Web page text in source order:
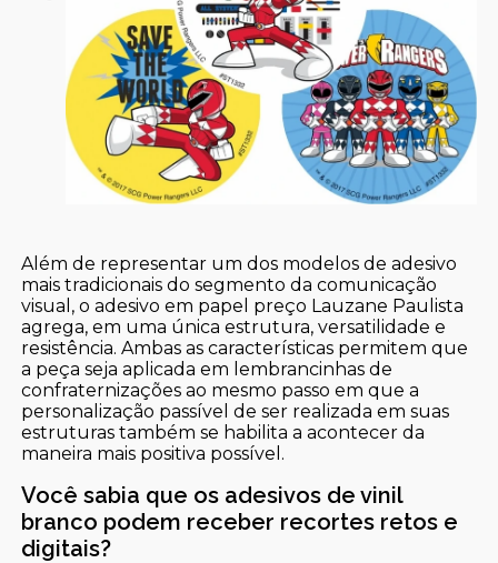
Além de representar um dos modelos de adesivo
mais tradicionais do segmento da comunicação
visual, o adesivo em papel preço Lauzane Paulista
agrega, em uma única estrutura, versatilidade e
resistência. Ambas as características permitem que
a peça seja aplicada em lembrancinhas de
confraternizações ao mesmo passo em que a
personalização passível de ser realizada em suas
estruturas também se habilita a acontecer da
maneira mais positiva possível.
Você sabia que os adesivos de vinil
branco podem receber recortes retos e
digitais?